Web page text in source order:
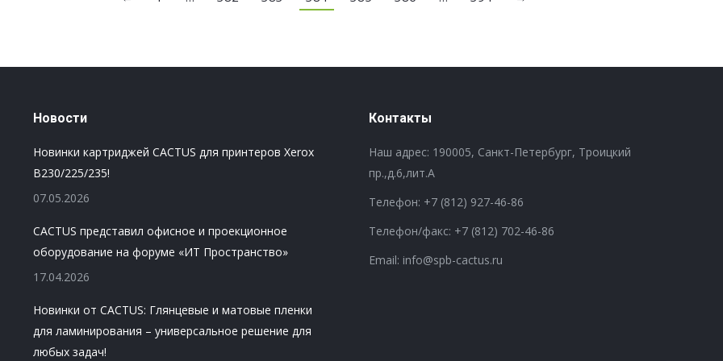
Новости
Новинки картриджей CACTUS для принтеров Xerox
B230/225/235!
07.05.2026
CACTUS представил офисное и проекционное
оборудование на форуме «ИТ Пространство»
17.04.2026
Новинки от CACTUS: Глянцевые и матовые пленки
для ламинирования – универсальное решение для
любых задач!
Контакты
Наш адрес: 190005, Санкт-Петербург, Троицкий
пр.,д.6,лит.А
Телефон: +7 (812) 927-46-86
Телефон/факс: +7 (812) 702-46-86
Email: info@spb-cactus.ru